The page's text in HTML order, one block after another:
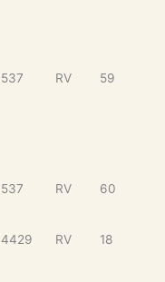
537 RV 59
537 RV 60
4429 RV 18